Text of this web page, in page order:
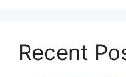
Recent